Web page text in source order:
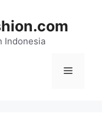
Indonesia
Menu